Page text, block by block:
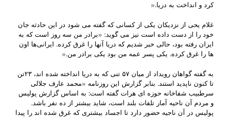
کرد و انداخت به دریا.«
غلام یحی از نزدیکان یکی از کسانی که گفته می شود در این حادثه جان
خود را از دست داده است نیز می گوید: «برادر من سه روز است که به
ایران رفته بود، حالی خبر شدیم که دریا آنها را غرق کرده. ایرانی‌ها اون
ها را غرق کرده. یکی پسر عمه من بود یکی برادر من.«
به گفته گواهان رویداد از میان ۵۷ تنی که به دریا انداخته شده اند، ۲۳تن
تا کنون ناپدید استند. بنابر گزارش این روزنامه «محمد عارف جلالی
سرطبیب شفاخانه حوزه ای هرات گفته است: به اساس گزارش پولیس
و مردم آن ناحیه آمار تلفات بلند است، شاید بیشتر از ده نفر باشد.
پولیس در آن ناجیه حضور دارد تا اجساد بیشتری که غرق شده اند را پیدا